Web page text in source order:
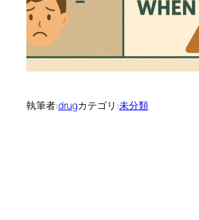
執筆者:drugカテゴリ:未分類